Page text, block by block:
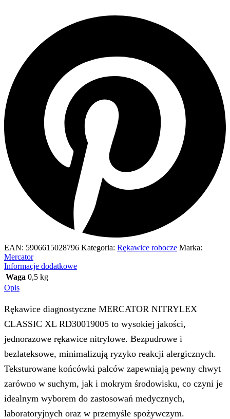
EAN: 5906615028796 Kategoria: Rękawice robocze Marka:
Mercator
Informacje dodatkowe
Waga 0,5 kg
Opis
Rękawice diagnostyczne MERCATOR NITRYLEX
CLASSIC XL RD30019005 to wysokiej jakości,
jednorazowe rękawice nitrylowe. Bezpudrowe i
bezlateksowe, minimalizują ryzyko reakcji alergicznych.
Teksturowane końcówki palców zapewniają pewny chwyt
zarówno w suchym, jak i mokrym środowisku, co czyni je
idealnym wyborem do zastosowań medycznych,
laboratoryjnych oraz w przemyśle spożywczym.